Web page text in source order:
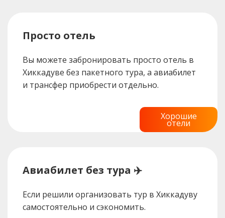
Просто отель
Вы можете забронировать просто отель в
Хиккадуве без пакетного тура, а авиабилет
и трансфер приобрести отдельно.
Хорошие
отели
Авиабилет без тура ✈️
Если решили организовать тур в Хиккадуву
самостоятельно и сэкономить.